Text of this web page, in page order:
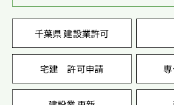
千葉県 建設業許可
宅建 許可申請